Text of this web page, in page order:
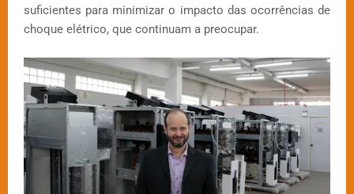
suficientes para minimizar o impacto das ocorrências de
choque elétrico, que continuam a preocupar.